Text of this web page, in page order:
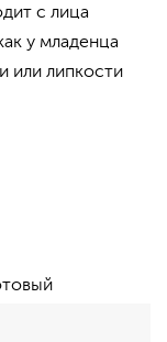
с лица
у младенца
или липкости